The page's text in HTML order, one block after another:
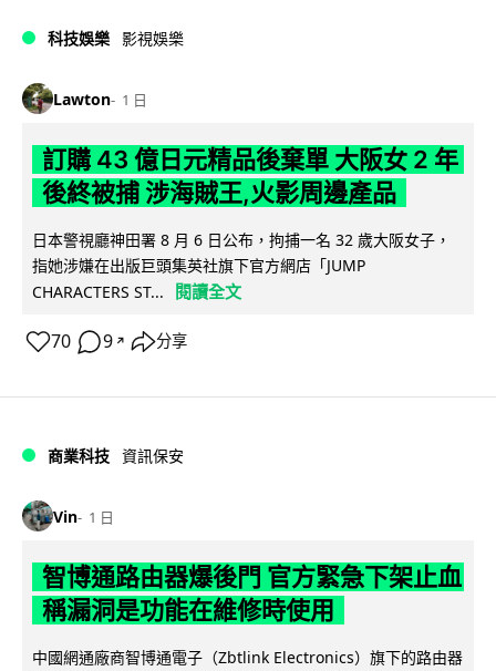
科技娛樂 影視娛樂
Lawton 1 日
訂購 43 億日元精品後棄單 大阪女 2 年
後終被捕 涉海賊王,火影周邊產品
日本警視廳神田署 8 月 6 日公布，拘捕一名 32 歲大阪女子，
指她涉嫌在出版巨頭集英社旗下官方網店「JUMP
CHARACTERS ST...
閱讀全文
70 9 ↗ 分享
商業科技 資訊保安
Vin 1 日
智博通路由器爆後門 官方緊急下架止血
稱漏洞是功能在維修時使用
中國網通廠商智博通電子（Zbtlink Electronics）旗下的路由器